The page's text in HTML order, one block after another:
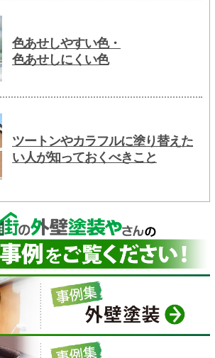
色あせしやすい色・
色あせしにくい色
ツートンやカラフルに塗り替えた
い人が知っておくべきこと